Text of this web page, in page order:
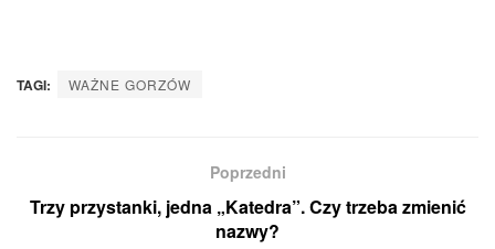
TAGI: WAŻNE GORZÓW
Poprzedni
Trzy przystanki, jedna „Katedra”. Czy trzeba zmienić
nazwy?